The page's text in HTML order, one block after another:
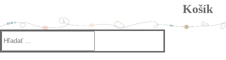
Košík
Hľadať: